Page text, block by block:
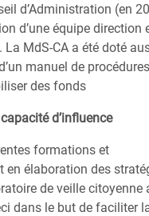
d’Administration (en
d’une équipe direction
MdS-CA a été doté
manuel de
des fonds
d’influence
formations et
en élaboration des
de veille citoyenne
dans le but de faciliter